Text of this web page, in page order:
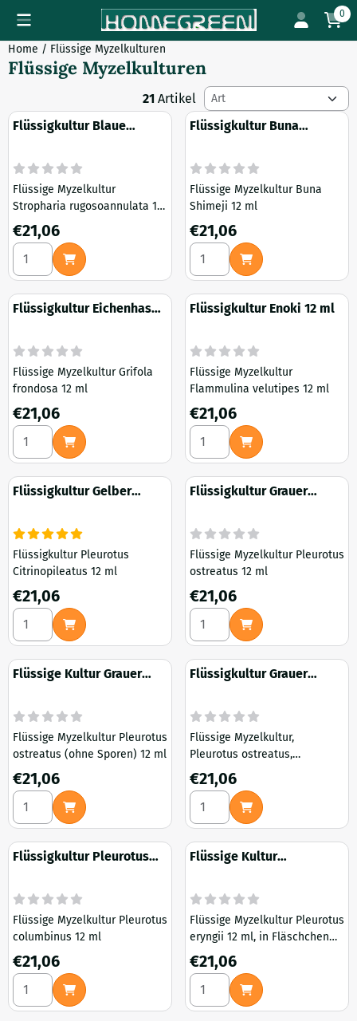
Cookie-Einstellungen verfügbar. Einstellungen wählen oder0
Home / Flüssige Myzelkulturen
Flüssige Myzelkulturen
21 Artikel Sortiermethode
Flüssigkultur Blaue
Flüssige Myzelkultur
Stropharia rugosoannulata 12
ml
Preis: 21,06
€21,06
Anzahl wählen für Flüssigkultur Blaue Stropharia
Flüssigkultur Buna
Flüssige Myzelkultur Buna
Shimeji 12 ml
Preis: 21,06
€21,06
Anzahl wählen für
Flüssigkultur Eichenhase
Flüssige Myzelkultur Grifola
frondosa 12 ml
Preis: 21,06
€21,06
Anzahl wählen für Flüssigkultur Eichenhase 12 ml
Flüssigkultur Enoki 12 ml
Flüssige Myzelkultur
Flammulina velutipes 12 ml
Preis: 21,06
€21,06
Anzahl wählen für
Flüssigkultur Gelber
Flüssigkultur Pleurotus
Citrinopileatus 12 ml
Preis: 21,06
€21,06
Anzahl wählen für Flüssigkultur Gelber Austernpilz 12 ml
Flüssigkultur Grauer
Flüssige Myzelkultur Pleurotus
ostreatus 12 ml
Preis: 21,06
€21,06
Anzahl wählen für
Flüssige Kultur Grauer
Flüssige Myzelkultur Pleurotus
ostreatus (ohne Sporen) 12 ml
Preis: 21,06
€21,06
Anzahl wählen für Flüssige Kultur Grauer Austernpilz ohne
Flüssigkultur Grauer
Flüssige Myzelkultur,
Pleurotus ostreatus,
Wildstamm aus den
Niederlanden, sehr gut
geeignet für Stammkulturen.
Preis: 21,06
€21,06
Anzahl wählen für
Flüssigkultur Pleurotus
Flüssige Myzelkultur Pleurotus
columbinus 12 ml
Preis: 21,06
€21,06
Anzahl wählen für Flüssigkultur Pleurotus Columbinus 12 ml
Flüssige Kultur
Flüssige Myzelkultur Pleurotus
eryngii 12 ml, in Fläschchen
mit Injektionsöffnung
Preis: 21,06
€21,06
Anzahl wählen für Flüssige